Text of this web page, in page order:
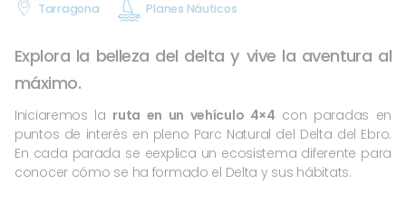
Tarragona Planes Náuticos
Explora la belleza del delta y vive la aventura al
máximo.
Iniciaremos la ruta en un vehículo 4×4 con paradas en
puntos de interés en pleno Parc Natural del Delta del Ebro.
En cada parada se eexplica un ecosistema diferente para
conocer cómo se ha formado el Delta y sus hábitats.